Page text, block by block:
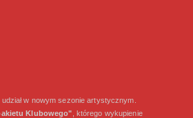
w nowym sezonie artystycznym.
Klubowego" , którego wykupienie